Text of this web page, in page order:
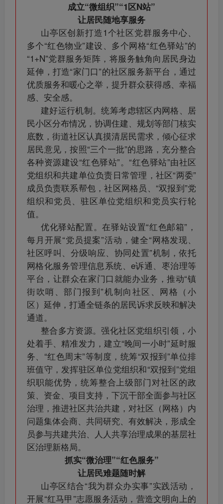
成立“微组织”“1区N站”
让居民随地享服务
山亭区创新打造1个社区党群服务中心、
多个“红色物业”建设、多个网格“红色驿站”的
“1+N”党群服务矩阵，将服务触角向居民身边
延伸，打造“家门口”的社区服务新平台，通过
优质服务和暖心之举，提升群众获得感、幸福
感、安全感。
建好运行机制。统筹考虑辖区内网格、居
民小区分布情况，协调住建、规划等部门核实
底数，街道社区认真摸清居民需求，倾心征求
居民意见，按照“三个一批”的思路，充分整合
各种资源建设“红色驿站”。“红色驿站”由社区
党组织和共建单位负责日常管理，社区“两委”
成员负责联系帮包，社区网格员、“双报到”党
组织和党员、驻区单位党组织和党员实行轮
值。
优化驿站配置。在驿站设置“红色邮箱”，
每月开展“党员提案”活动，健全“网格发现、
社区呼叫、分级响应、协同处置”机制，依托
网格化服务管理信息系统、e诉通、枣治理等
平台，让群众在家门口就能办业务，推动“镇
街吹哨、部门报到”机制向社区、网格（小
区）延伸，打通全链条的居民诉求反映和解决
通道。
整合多方资源。强化社区党组织引领，小
处着手、精准发力，建立“晚间一小时”延时服
务、“红色周末”等制度，统筹“双报到”单位排
班值守，发挥驻区单位党组织和“双报到”党组
织职能优势，统筹整合上级部门对社区的政
策、资金、项目支持，下沉干部全面参与社区
治理，推进社区共治共建，对社区（网格）内
问题集体会商、共同研究、有效解决，形成全
员参与共建共治、人人共享治理成果的基层社
区治理新格局。
抓实“微治理”“红色服务”
让居民难题随时解
山亭区结合“我为群众办实事”实践活动，
开展“红马甲”志愿服务活动，营造文明向上的